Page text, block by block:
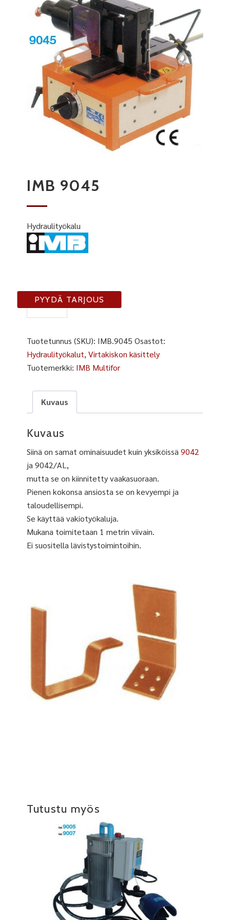
IMB 9045
Hydraulityökalu
IMB
9045
PYYDÄ TARJOUS
Tuotetunnus (SKU): IMB.9045 Osastot:
Hydraulityökalut,Virtakiskon käsittely
Tuotemerkki: IMB Multifor
Kuvaus
Kuvaus
Siinä on samat ominaisuudet kuin yksiköissä9042
ja 9042/AL,
mutta se on kiinnitetty vaakasuoraan.
Pienen kokonsa ansiosta se on kevyempi ja
taloudellisempi.
Se käyttää vakiotyökaluja.
Mukana toimitetaan 1 metrin viivain.
Ei suositella lävistystoimintoihin.
Tutustu myös